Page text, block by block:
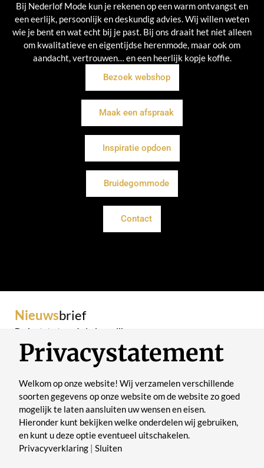
Bij Nederlof Mode kun je rekenen op een warm ontvangst en
een eerlijk, persoonlijk en deskundig advies. Wij willen weten
wie je bent en wat echt bij je past. Bij ons draait het niet alleen
om kwalitatieve en eigentijdse herenmode, maar ook om
aandacht, vertrouwen… en een heerlijk kopje koffie.
Bezoek webshop
Maak een afspraak
Inspiratie opdoen
Bruidegommode
Contact
Nieuwsbrief
De laatste trends in je mailbox
Verstuur
Privacystatement
Welkom op onze website! Wij verzamelen verschillende
soorten gegevens op onze website om de website zo goed
mogelijk te laten aansluiten uw wensen en eisen.
Hieronder kunt bekijken welke onderdelen wij gebruiken,
en kunt u deze optie eventueel uitschakelen.
Privacyverklaring
Sluiten